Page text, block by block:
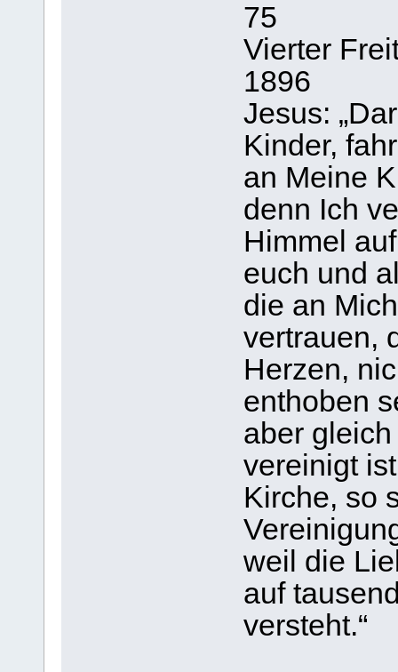
75
Vierter
1896
Jesus:
Kinder,
an Meine
denn Ich
Himmel
euch und
die an
vertrauen,
Herzen,
enthoben
aber
vereinigt
Kirche, so
weil die
auf
versteht.“